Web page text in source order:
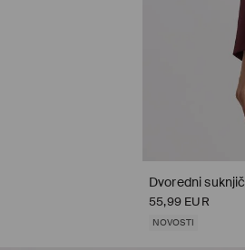
Dvoredni suknjič
55,99 EUR
NOVOSTI